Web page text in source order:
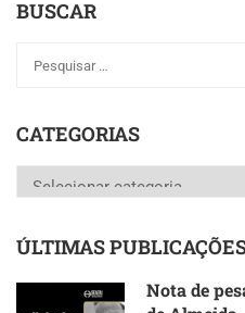
BUSCAR
CATEGORIAS
Categorias
ÚLTIMAS
Nota de